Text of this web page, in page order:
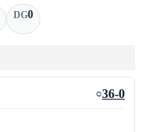
DG0
○36-0